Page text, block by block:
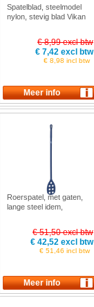
Spatelblad, steelmodel
nylon, stevig blad Vikan
€ 8,99 excl btw
€ 7,42 excl btw
€ 8,98 incl btw
Roerspatel, met gaten,
lange steel idem,
€ 51,50 excl btw
€ 42,52 excl btw
€ 51,46 incl btw